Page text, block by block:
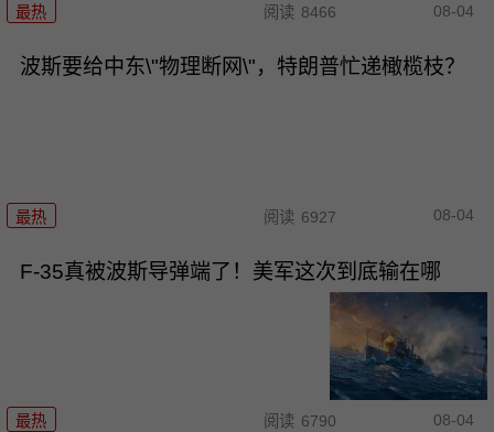
最热 阅读 8466 08-04
波斯要给中东\"物理断网\"，特朗普忙递橄榄枝？
最热 阅读 6927 08-04
F-35真被波斯导弹端了！美军这次到底输在哪
最热 阅读 6790 08-04